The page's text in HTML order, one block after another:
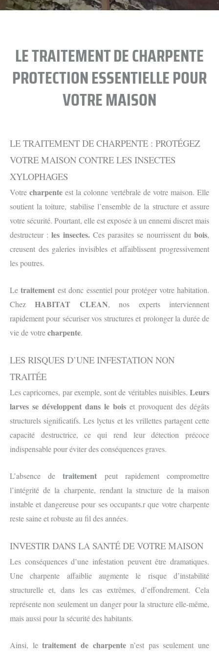
LE TRAITEMENT DE CHARPENTE
PROTECTION ESSENTIELLE POUR
VOTRE MAISON
LE TRAITEMENT DE CHARPENTE : PROTÉGEZ
VOTRE MAISON CONTRE LES INSECTES
XYLOPHAGES
Votrecharpente est la colonne vertébrale de votre maison. Elle
soutient la toiture, stabilise l’ensemble de la structure et assure
votre sécurité. Pourtant, elle est exposée à un ennemi discret mais
destructeur : les insectes.Ces parasites se nourrissent dubois,
creusent des galeries invisibles et affaiblissent progressivement
les poutres.
Letraitement est donc essentiel pour protéger votre habitation.
ChezHABITAT CLEAN, nos experts interviennent
rapidement pour sécuriser vos structures et prolonger la durée de
vie de votrecharpente.
LES RISQUES D’UNE INFESTATION NON
TRAITÉE
Les capricornes, par exemple, sont de véritables nuisibles. Leurs
larves se développent dans le bois et provoquent des dégâts
structurels significatifs. Les lyctus et les vrillettes partagent cette
capacité destructrice, ce qui rend leur détection précoce
indispensable pour éviter des conséquences graves.
L’absence detraitement peut rapidement compromettre
l’intégrité de la charpente, rendant la structure de la maison
instable et dangereuse pour ses occupants.r que votre charpente
reste saine et robuste au fil des années.
INVESTIR DANS LA SANTÉ DE VOTRE MAISON
Les conséquences d’une infestation peuvent être dramatiques.
Une charpente affaiblie augmente le risque d’instabilité
structurelle et, dans les cas extrêmes, d’effondrement. Cela
représente non seulement un danger pour la structure elle-même,
mais aussi pour la sécurité des habitants.
Ainsi, letraitement de charpenten’est pas seulement une